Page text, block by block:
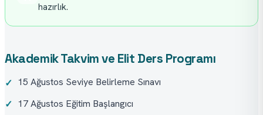
hazırlık.
Akademik Takvim ve Elit Ders Programı
✓ 15 Ağustos Seviye Belirleme Sınavı
✓ 17 Ağustos Eğitim Başlangıcı